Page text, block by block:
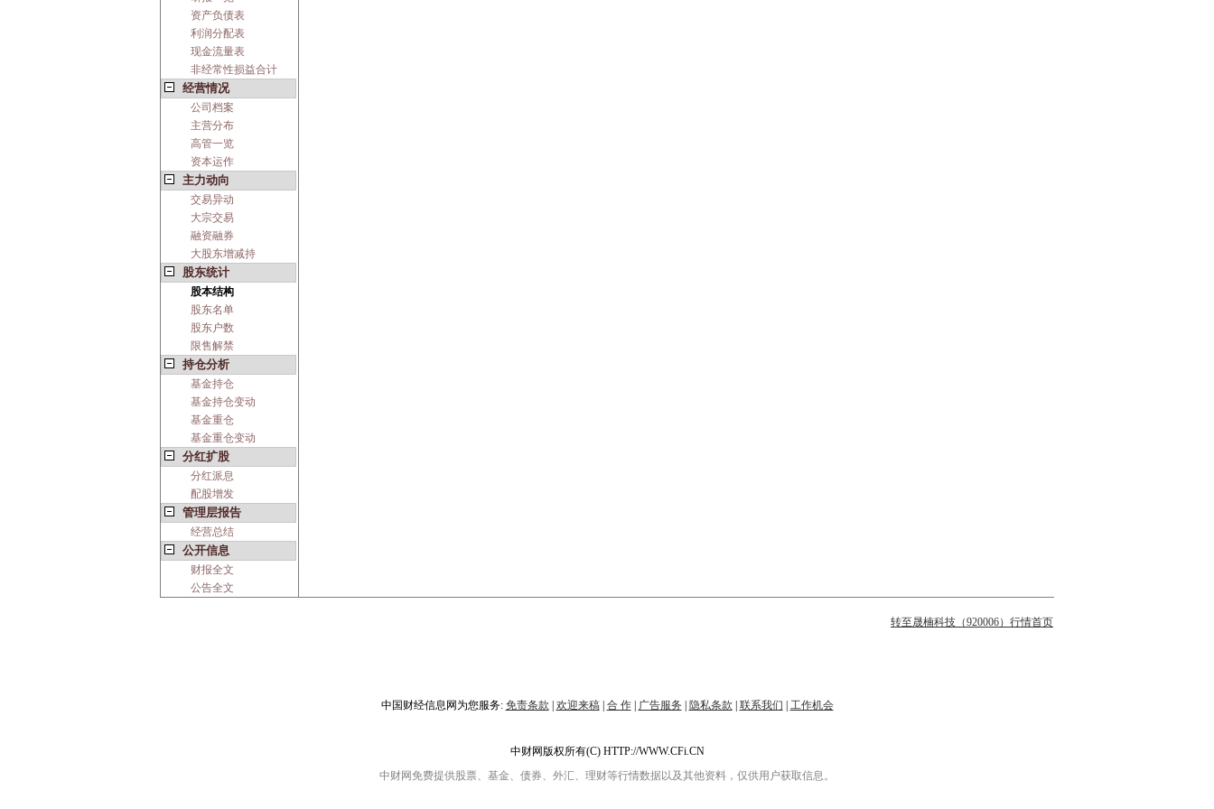
资产负债表
利润分配表
现金流量表
非经常性损益合计
经营情况
公司档案
主营分布
高管一览
资本运作
主力动向
交易异动
大宗交易
融资融券
大股东增减持
股东统计
股本结构
股东名单
股东户数
限售解禁
持仓分析
基金持仓
基金持仓变动
基金重仓
基金重仓变动
分红扩股
分红派息
配股增发
管理层报告
经营总结
公开信息
财报全文
公告全文
转至晟楠科技（920006）行情首页
中国财经信息网为您服务: 免责条款 欢迎来稿| 合 作| 广告服务 隐私条款 联系我们 工作机会
中财网版权所有(C) HTTP://WWW.CFi.CN
中财网免费提供股票、基金、债券、外汇、理财等行情数据以及其他资料，仅供用户获取信息。